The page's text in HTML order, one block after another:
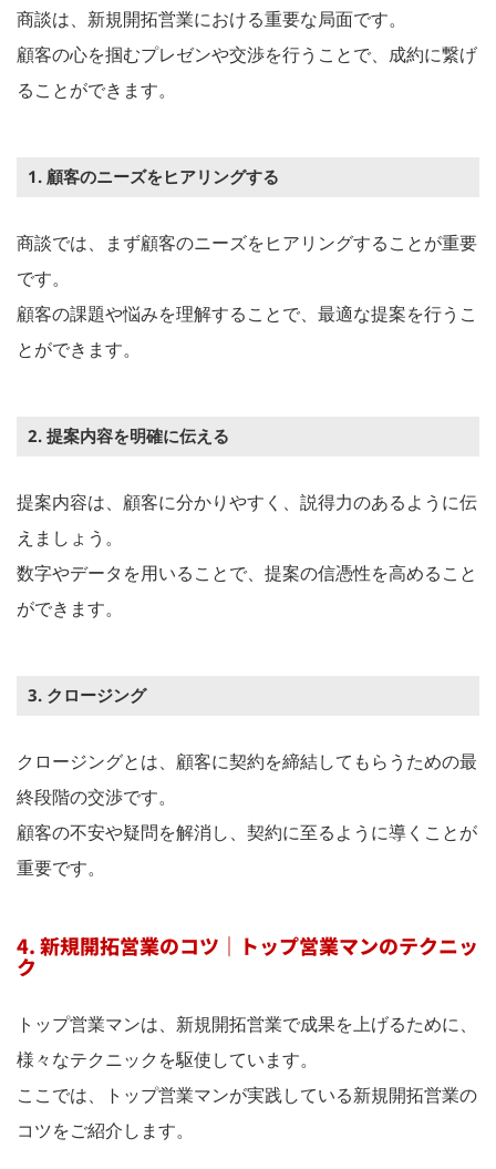
商談は、新規開拓営業における重要な局面です。
顧客の心を掴むプレゼンや交渉を行うことで、成約に繋げ
ることができます。
1. 顧客のニーズをヒアリングする
商談では、まず顧客のニーズをヒアリングすることが重要
です。
顧客の課題や悩みを理解することで、最適な提案を行うこ
とができます。
2. 提案内容を明確に伝える
提案内容は、顧客に分かりやすく、説得力のあるように伝
えましょう。
数字やデータを用いることで、提案の信憑性を高めること
ができます。
3. クロージング
クロージングとは、顧客に契約を締結してもらうための最
終段階の交渉です。
顧客の不安や疑問を解消し、契約に至るように導くことが
重要です。
4. 新規開拓営業のコツ｜トップ営業マンのテクニッ
ク
トップ営業マンは、新規開拓営業で成果を上げるために、
様々なテクニックを駆使しています。
ここでは、トップ営業マンが実践している新規開拓営業の
コツをご紹介します。